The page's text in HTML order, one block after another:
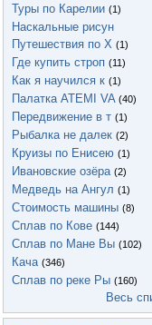
Туры по Карелии (1)
Наскальные рисун
Путешествия по Х (1)
Где купить строп (11)
Как я научился к (1)
Палатка ATEMI VA (40)
Передвижение в т (1)
Рыбалка не далек (2)
Круизы по Енисею (1)
Ивановские озёра (2)
Медведь на Ангул (1)
Стоимость машины (8)
Сплав по Кове (144)
Сплав по Мане Вы (102)
Кача (346)
Сплав по реке Ры (160)
Весь